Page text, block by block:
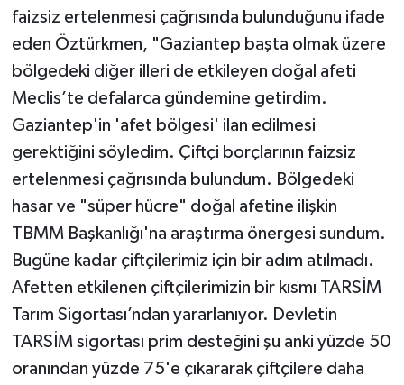
faizsiz ertelenmesi çağrısında bulunduğunu ifade
eden Öztürkmen, "Gaziantep başta olmak üzere
bölgedeki diğer illeri de etkileyen doğal afeti
Meclis’te defalarca gündemine getirdim.
Gaziantep'in 'afet bölgesi' ilan edilmesi
gerektiğini söyledim. Çiftçi borçlarının faizsiz
ertelenmesi çağrısında bulundum. Bölgedeki
hasar ve "süper hücre" doğal afetine ilişkin
TBMM Başkanlığı'na araştırma önergesi sundum.
Bugüne kadar çiftçilerimiz için bir adım atılmadı.
Afetten etkilenen çiftçilerimizin bir kısmı TARSİM
Tarım Sigortası’ndan yararlanıyor. Devletin
TARSİM sigortası prim desteğini şu anki yüzde 50
oranından yüzde 75'e çıkararak çiftçilere daha